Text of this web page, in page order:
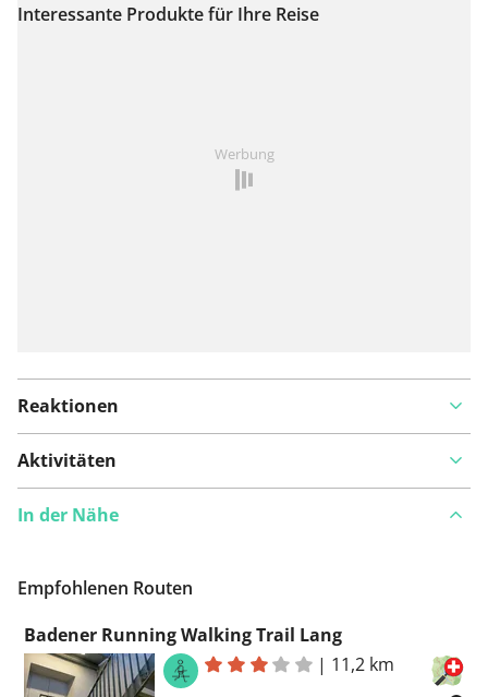
Auf Karte anzeigen
Interessante Produkte für Ihre Reise
Werbung
Reaktionen
Aktivitäten
In der Nähe
Empfohlenen Routen
Badener Running Walking Trail Lang
| 11,2 km